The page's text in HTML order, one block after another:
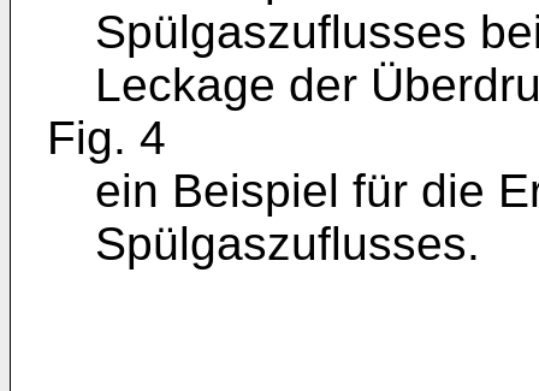
Spülgaszuflusses
Leckage der
Fig. 4
ein Beispiel für die
Spülgaszuflusses.